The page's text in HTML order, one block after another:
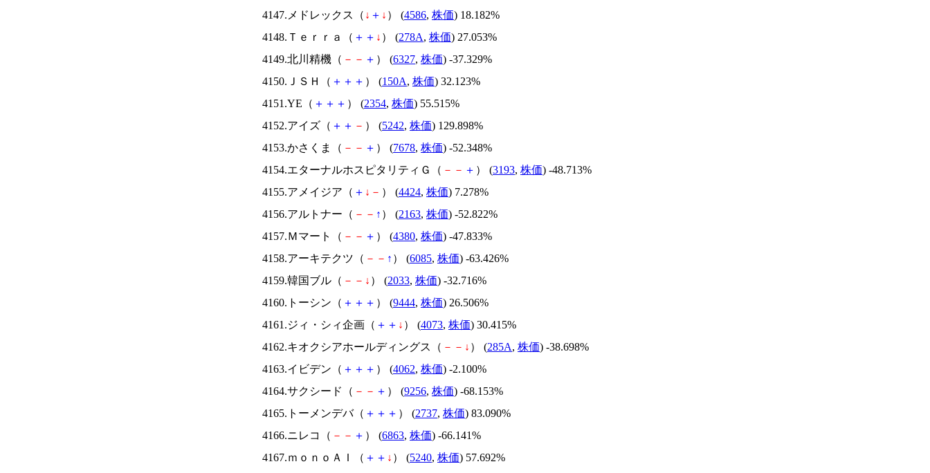
4147.メドレックス（ ↓ ＋ ↓ ） (4586, 株価) 18.182%
4148.Ｔｅｒｒａ（ ＋ ＋ ↓ ） (278A, 株価) 27.053%
4149.北川精機（ － － ＋ ） (6327, 株価) -37.329%
4150.ＪＳＨ（ ＋ ＋ ＋ ） (150A, 株価) 32.123%
4151.YE（ ＋ ＋ ＋ ） (2354, 株価) 55.515%
4152.アイズ（ ＋ ＋ － ） (5242, 株価) 129.898%
4153.かさくま（ － － ＋ ） (7678, 株価) -52.348%
4154.エターナルホスピタリティＧ（ － － ＋ ） (3193, 株価) -48.713%
4155.アメイジア（ ＋ ↓ － ） (4424, 株価) 7.278%
4156.アルトナー（ － － ↑ ） (2163, 株価) -52.822%
4157.Ｍマート（ － － ＋ ） (4380, 株価) -47.833%
4158.アーキテクツ（ － － ↑ ） (6085, 株価) -63.426%
4159.韓国ブル（ － － ↓ ） (2033, 株価) -32.716%
4160.トーシン（ ＋ ＋ ＋ ） (9444, 株価) 26.506%
4161.ジィ・シィ企画（ ＋ ＋ ↓ ） (4073, 株価) 30.415%
4162.キオクシアホールディングス（ － － ↓ ） (285A, 株価) -38.698%
4163.イビデン（ ＋ ＋ ＋ ） (4062, 株価) -2.100%
4164.サクシード（ － － ＋ ） (9256, 株価) -68.153%
4165.トーメンデバ（ ＋ ＋ ＋ ） (2737, 株価) 83.090%
4166.ニレコ（ － － ＋ ） (6863, 株価) -66.141%
4167.ｍｏｎｏＡＩ（ ＋ ＋ ↓ ） (5240, 株価) 57.692%